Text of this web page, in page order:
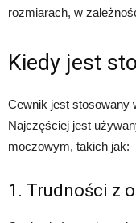
rozmiarach, w
Kiedy jest
Cewnik jest stosowany
Najczęściej jest
moczowym, takich jak:
1. Trudności z